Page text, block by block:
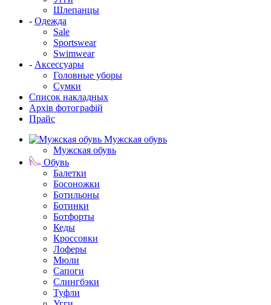
Шлепанцы
- Одежда
Sale
Sportswear
Swimwear
- Аксессуары
Головные уборы
Сумки
Список накладных
Архів фотографій
Прайс
Мужская обувь
Мужская обувь
Обувь
Балетки
Босоножки
Ботильоны
Ботинки
Ботфорты
Кеды
Кроссовки
Лоферы
Мюли
Сапоги
Слингбэки
Туфли